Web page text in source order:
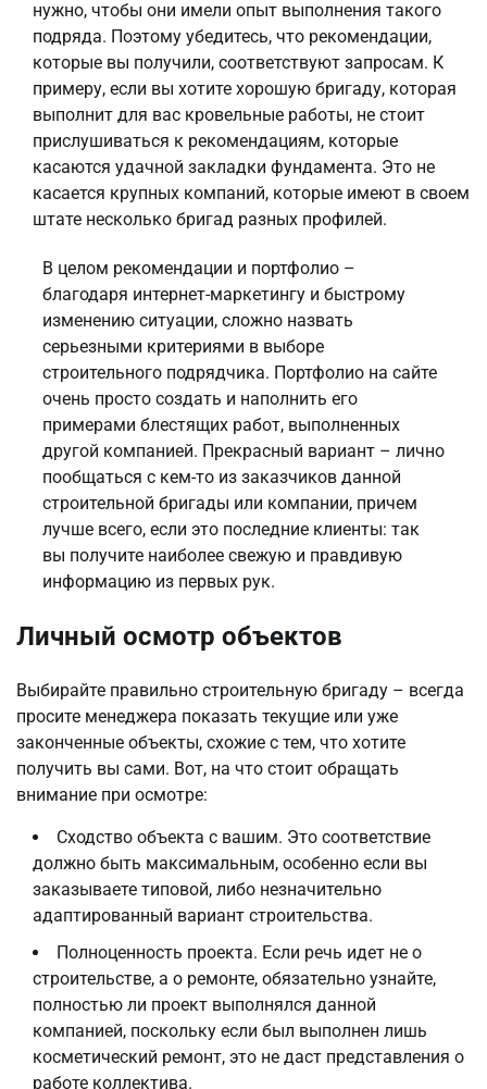
нужно, чтобы они имели опыт выполнения такого
подряда. Поэтому убедитесь, что рекомендации,
которые вы получили, соответствуют запросам. К
примеру, если вы хотите хорошую бригаду, которая
выполнит для вас кровельные работы, не стоит
прислушиваться к рекомендациям, которые
касаются удачной закладки фундамента. Это не
касается крупных компаний, которые имеют в своем
штате несколько бригад разных профилей.
В целом рекомендации и портфолио –
благодаря интернет-маркетингу и быстрому
изменению ситуации, сложно назвать
серьезными критериями в выборе
строительного подрядчика. Портфолио на сайте
очень просто создать и наполнить его
примерами блестящих работ, выполненных
другой компанией. Прекрасный вариант – лично
пообщаться с кем-то из заказчиков данной
строительной бригады или компании, причем
лучше всего, если это последние клиенты: так
вы получите наиболее свежую и правдивую
информацию из первых рук.
Личный осмотр объектов
Выбирайте правильно строительную бригаду – всегда
просите менеджера показать текущие или уже
законченные объекты, схожие с тем, что хотите
получить вы сами. Вот, на что стоит обращать
внимание при осмотре:
Сходство объекта с вашим. Это соответствие
должно быть максимальным, особенно если вы
заказываете типовой, либо незначительно
адаптированный вариант строительства.
Полноценность проекта. Если речь идет не о
строительстве, а о ремонте, обязательно узнайте,
полностью ли проект выполнялся данной
компанией, поскольку если был выполнен лишь
косметический ремонт, это не даст представления о
работе коллектива.